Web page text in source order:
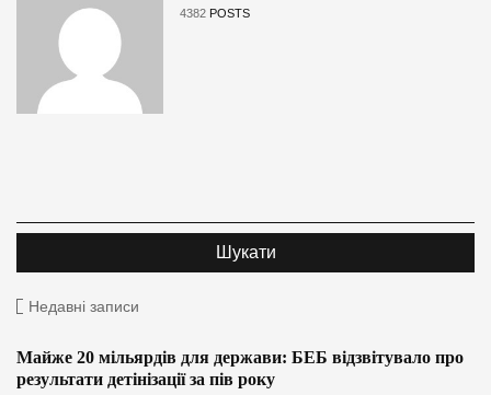
4382 POSTS
Недавні записи
Майже 20 мільярдів для держави: БЕБ відзвітувало про
результати детінізації за пів року